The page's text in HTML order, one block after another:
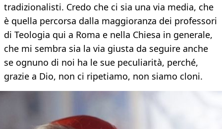
tradizionalisti. Credo che ci sia una via media, che
è quella percorsa dalla maggioranza dei professori
di Teologia qui a Roma e nella Chiesa in generale,
che mi sembra sia la via giusta da seguire anche
se ognuno di noi ha le sue peculiarità, perché,
grazie a Dio, non ci ripetiamo, non siamo cloni.